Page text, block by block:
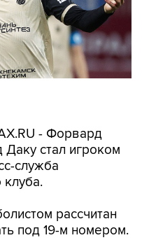
- Форвард
стал игроком
служба
клуба.
рассчитан
под 19-м номером.